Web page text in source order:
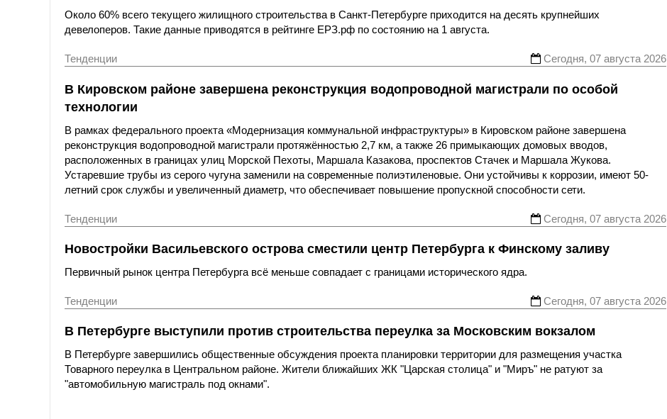
Около 60% всего текущего жилищного строительства в Санкт-Петербурге приходится на десять крупнейших
девелоперов. Такие данные приводятся в рейтинге ЕРЗ.рф по состоянию на 1 августа.
Тенденции Сегодня, 07 августа 2026
В Кировском районе завершена реконструкция водопроводной магистрали по особой
технологии
В рамках федерального проекта «Модернизация коммунальной инфраструктуры» в Кировском районе завершена
реконструкция водопроводной магистрали протяжённостью 2,7 км, а также 26 примыкающих домовых вводов,
расположенных в границах улиц Морской Пехоты, Маршала Казакова, проспектов Стачек и Маршала Жукова.
Устаревшие трубы из серого чугуна заменили на современные полиэтиленовые. Они устойчивы к коррозии, имеют 50-
летний срок службы и увеличенный диаметр, что обеспечивает повышение пропускной способности сети.
Тенденции Сегодня, 07 августа 2026
Новостройки Васильевского острова сместили центр Петербурга к Финскому заливу
Первичный рынок центра Петербурга всё меньше совпадает с границами исторического ядра.
Тенденции Сегодня, 07 августа 2026
В Петербурге выступили против строительства переулка за Московским вокзалом
В Петербурге завершились общественные обсуждения проекта планировки территории для размещения участка
Товарного переулка в Центральном районе. Жители ближайших ЖК "Царская столица" и "Миръ" не ратуют за
"автомобильную магистраль под окнами".